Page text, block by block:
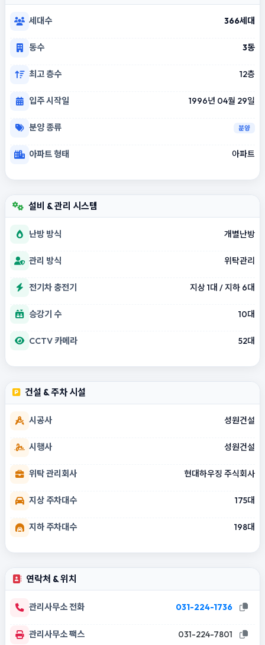
세대수 366세대
동수 3동
최고 층수 12층
입주 시작일 1996년 04월 29일
분양 종류 분양
아파트 형태 아파트
설비 & 관리 시스템
난방 방식 개별난방
관리 방식 위탁관리
전기차 충전기 지상 1대 / 지하 6대
승강기 수 10대
CCTV 카메라 52대
건설 & 주차 시설
시공사 성원건설
시행사 성원건설
위탁 관리회사 현대하우징 주식회사
지상 주차대수 175대
지하 주차대수 198대
연락처 & 위치
관리사무소 전화 031-224-1736
관리사무소 팩스 031-224-7801